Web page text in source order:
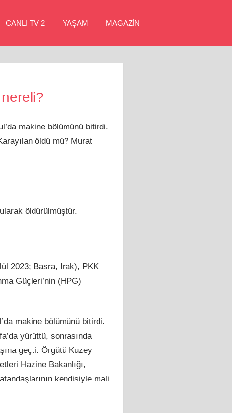
CANLI TV 2 YAŞAM MAGAZİN
makine bölümünü bitirdi.
öldü mü? Murat
öldürülmüştür.
2023; Basra, Irak), PKK
Güçleri’nin (HPG)
makine bölümünü bitirdi.
yürüttü, sonrasında
geçti. Örgütü Kuzey
Hazine Bakanlığı,
kendisiyle mali